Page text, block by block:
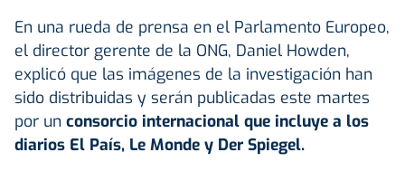
En una rueda de prensa en el Parlamento Europeo,
el director gerente de la ONG, Daniel Howden,
explicó que las imágenes de la investigación han
sido distribuidas y serán publicadas este martes
por un consorcio internacional que incluye a los
diarios El País, Le Monde y Der Spiegel.